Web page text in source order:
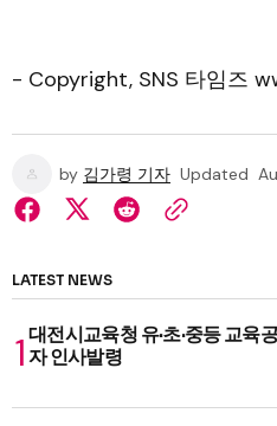
- Copyright, SNS 타임즈
by 김가령 기자 Updated
LATEST NEWS
대전시교육청 유·초·중등 교육
자 인사발령